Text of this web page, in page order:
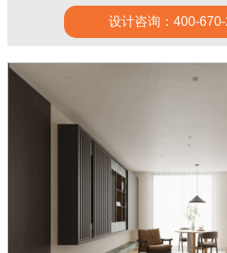
设计咨询：400-